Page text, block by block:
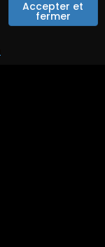
Accepter et
fermer